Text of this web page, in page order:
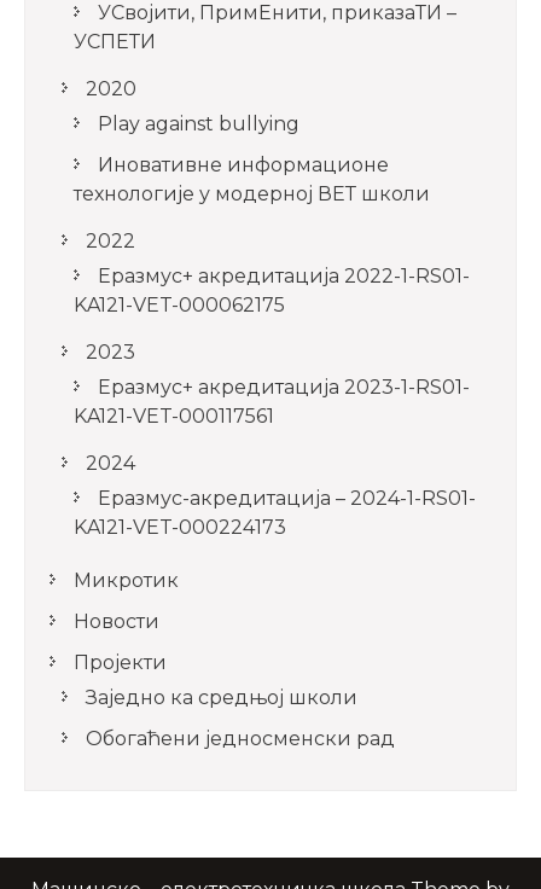
УСвојити, ПримЕнити, приказаТИ –
УСПЕТИ
2020
Play against bullying
Иновативне информационе
технологије у модерној ВЕТ школи
2022
Еразмус+ акредитација 2022-1-RS01-
KA121-VET-000062175
2023
Еразмус+ акредитација 2023-1-RS01-
KA121-VET-000117561
2024
Еразмус-акредитација – 2024-1-RS01-
KA121-VET-000224173
Микротик
Новости
Пројекти
Заједно ка средњој школи
Обогаћени једносменски рад